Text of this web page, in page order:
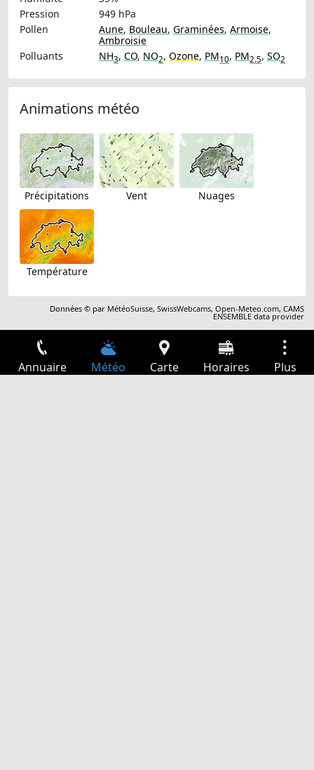
Pression
949 hPa
Pollen
Aune, Bouleau, Graminées, Armoise,
Ambroisie
Polluants
NH3, CO, NO2, Ozone, PM10, PM2.5, SO2
Animations météo
Précipitations Vent Nuages
Température
Données © par MétéoSuisse,SwissWebcams,Open-Meteo.com,CAMS
ENSEMBLE data provider
Annuaire Météo Carte Horaires Plus